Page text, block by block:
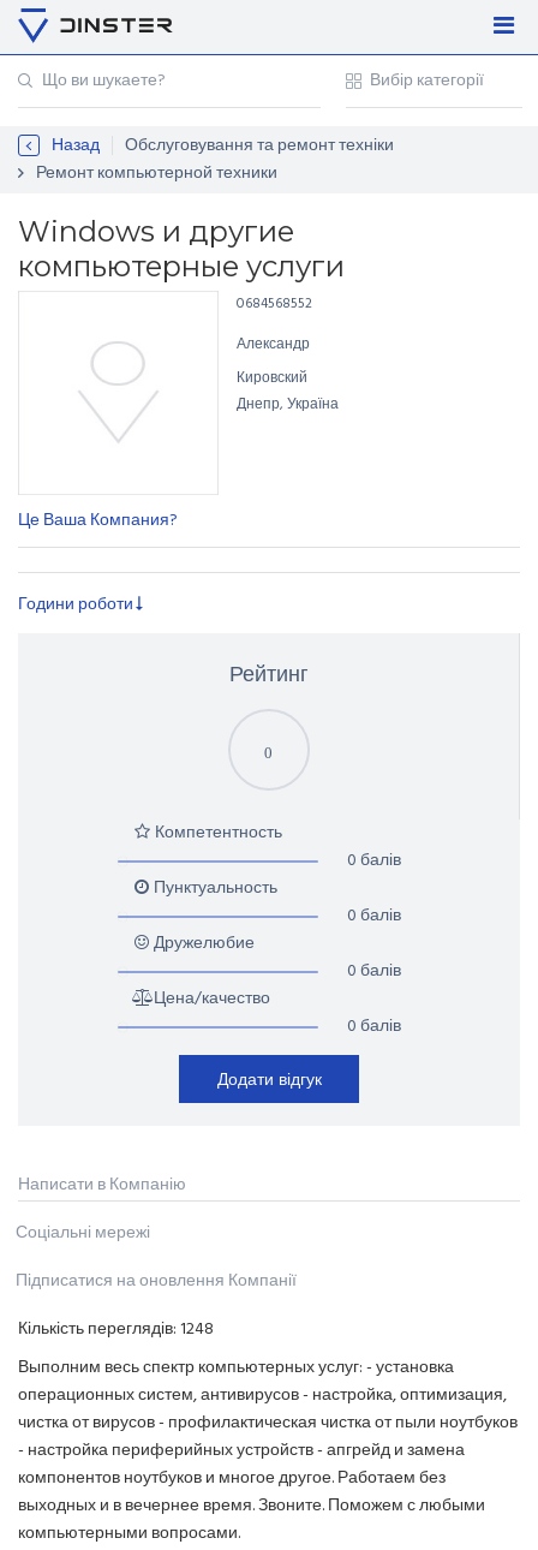
Регістрація
Контакти
Назад
Обслуговування та ремонт техніки
Ремонт компьютерной техники
Windows и другие
компьютерные услуги
Це Ваша Компания?
0684568552
Александр
Кировский
Днепр, Україна
Години роботи
Рейтинг
0
Компетентность
0 балів
Пунктуальность
0 балів
Дружелюбие
0 балів
Цена/качество
0 балів
Додати відгук
Написати в Компанію
Соціальні мережі
Підписатися на оновлення Компанії
Кількість переглядів:1248
Выполним весь спектр компьютерных услуг: - установка
операционных систем, антивирусов - настройка, оптимизация,
чистка от вирусов - профилактическая чистка от пыли ноутбуков
- настройка периферийных устройств - апгрейд и замена
компонентов ноутбуков и многое другое. Работаем без
выходных и в вечернее время. Звоните. Поможем с любыми
компьютерными вопросами.